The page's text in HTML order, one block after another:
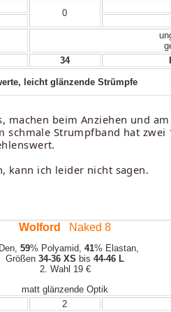
0
34
leicht glänzende Strümpfe
beim Anziehen und
schmale Strumpfband hat
kann ich leider nicht sagen.
Wolford Naked 8
Den,59% Polyamid,41% Elastan,
Größen34-36 XS bis44-46 L
2. Wahl 19 €
matt glänzende Optik
2